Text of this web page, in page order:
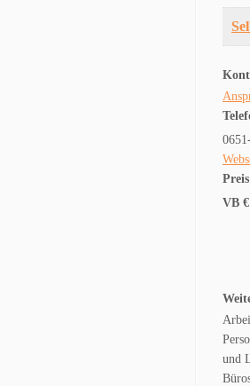
VB
und